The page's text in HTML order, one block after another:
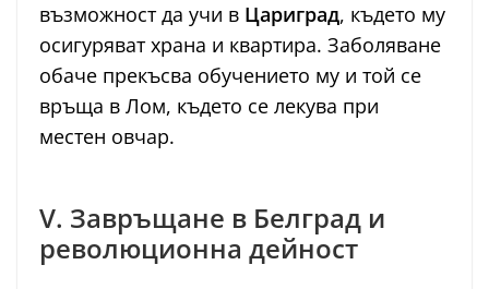
възможност да учи в Цариград, където му
осигуряват храна и квартира. Заболяване
обаче прекъсва обучението му и той се
връща в Лом, където се лекува при
местен овчар.
V. Завръщане в Белград и
революционна дейност